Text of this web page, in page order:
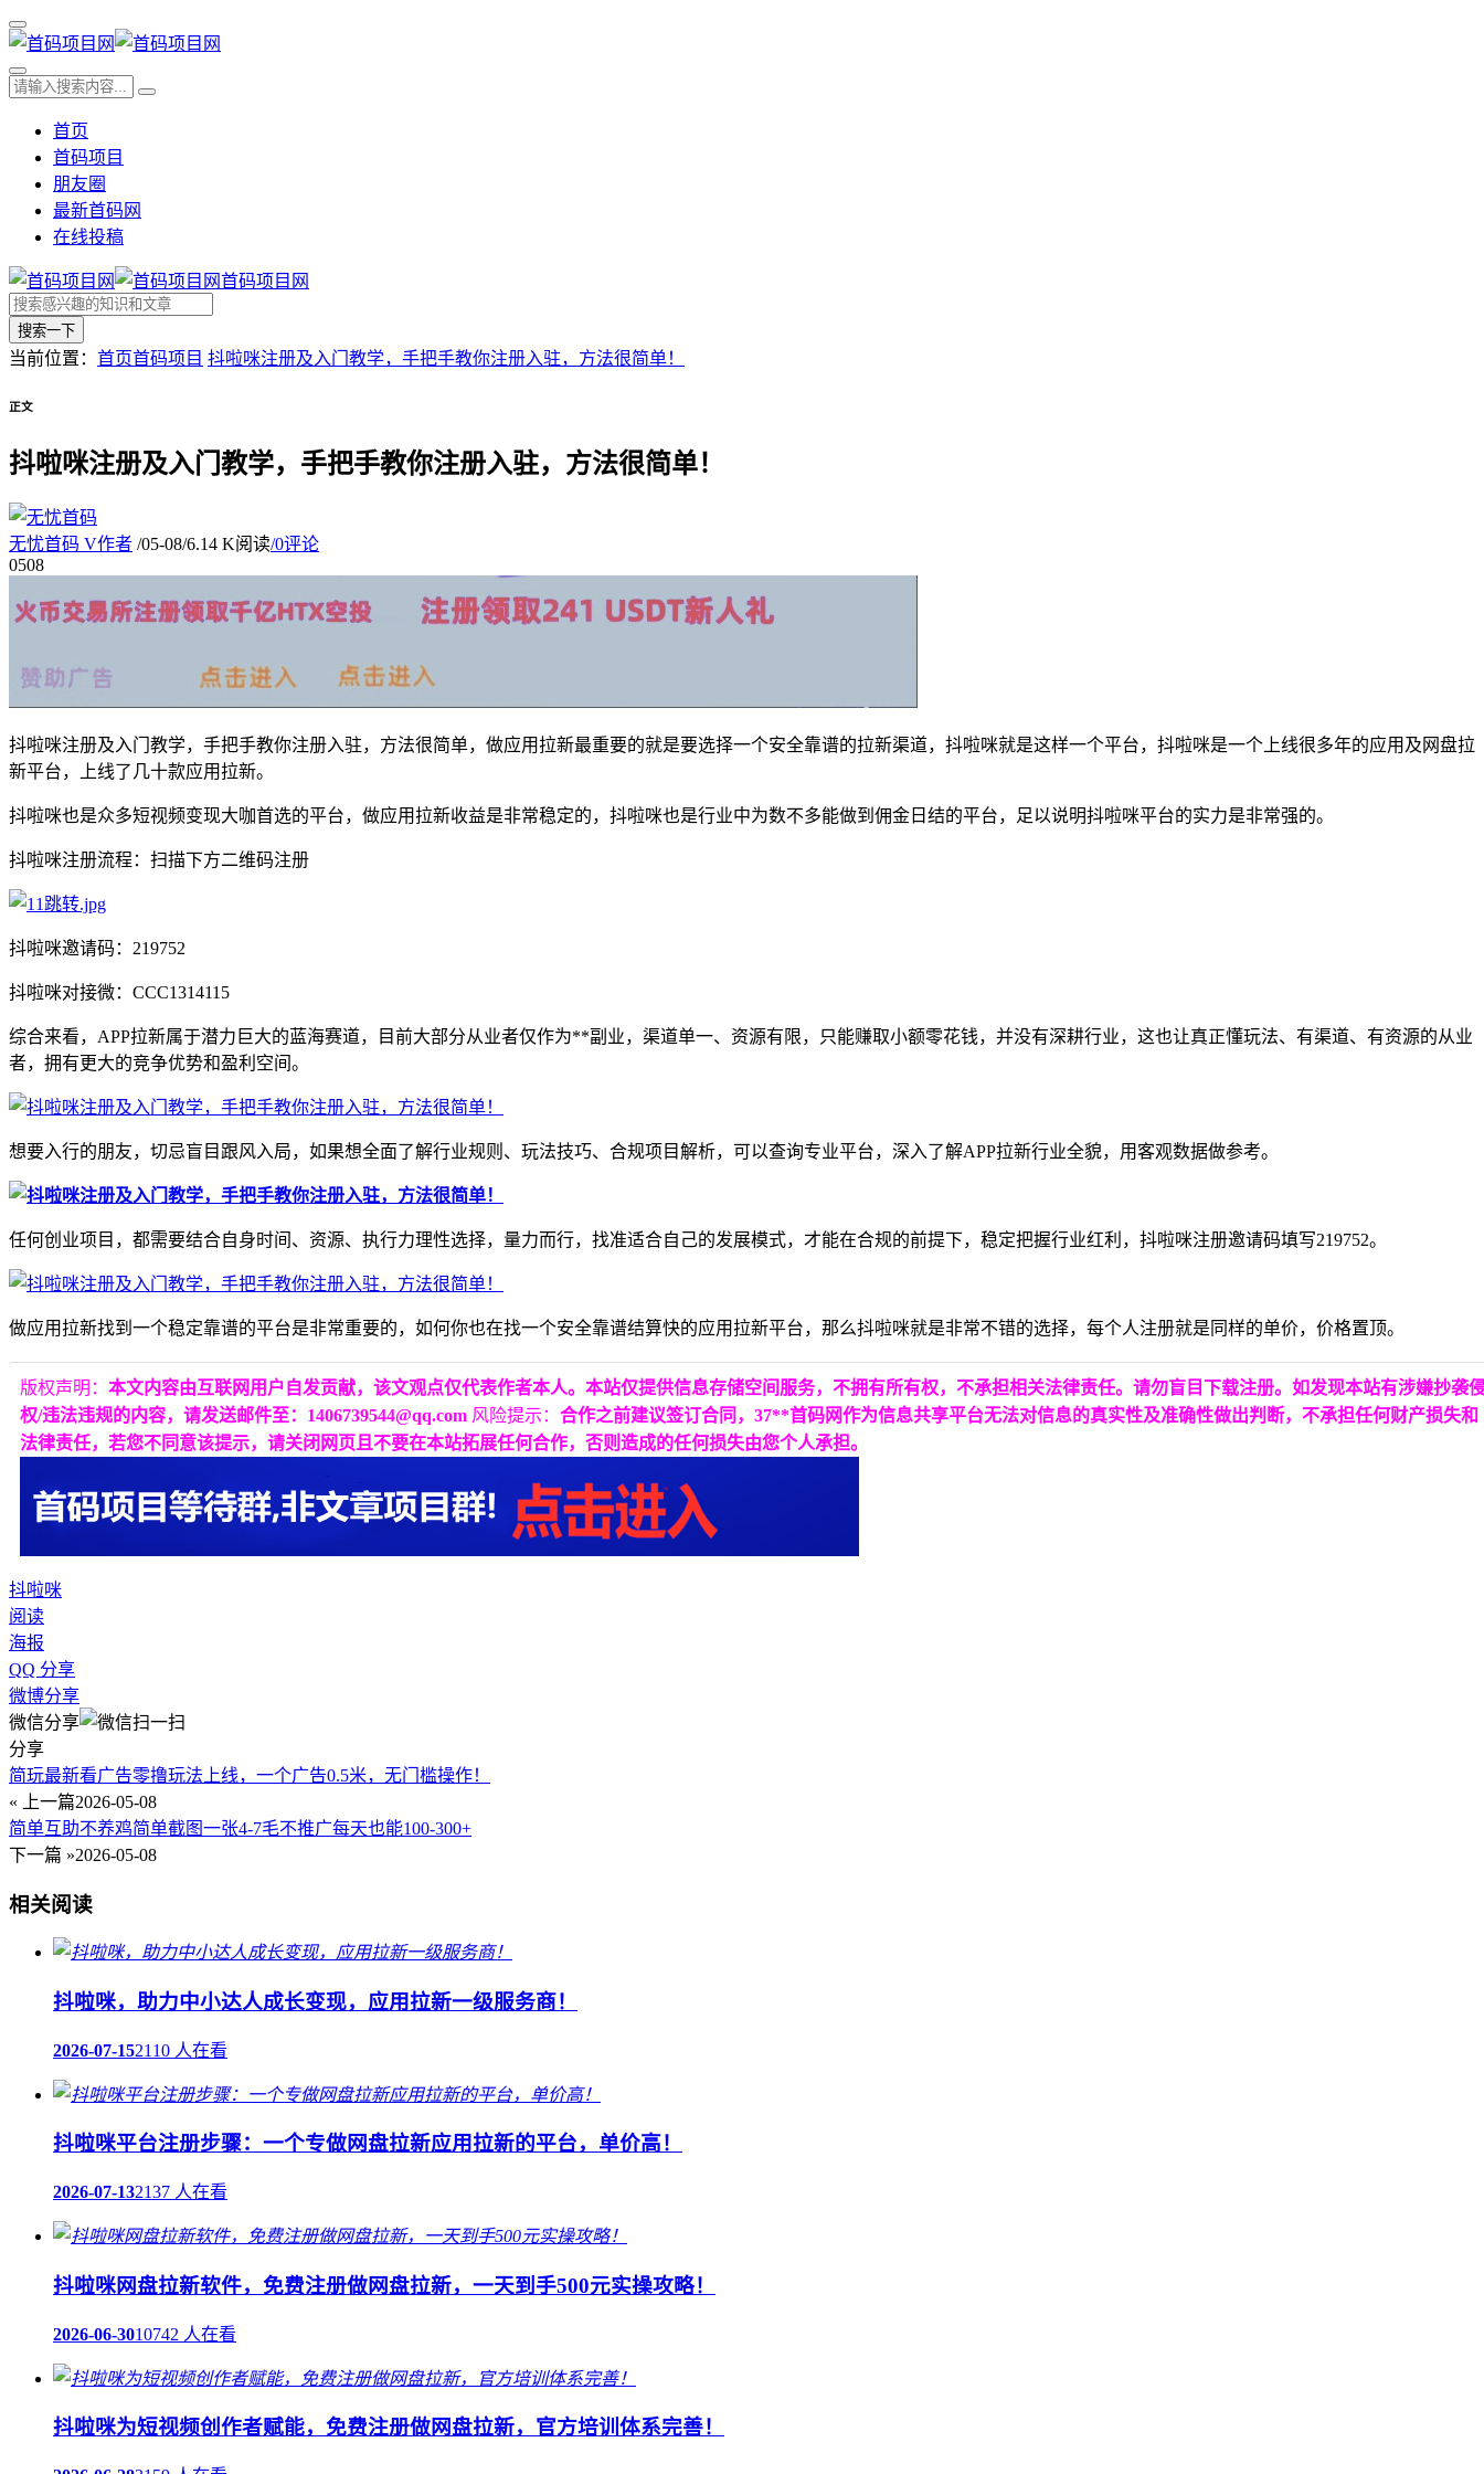
首页
首码项目
朋友圈
最新首码网
在线投稿
首码项目网
搜索一下
当前位置： 首页首码项目 抖啦咪注册及入门教学，手把手教你注册入驻，方法很简单！
正文
抖啦咪注册及入门教学，手把手教你注册入驻，方法很简单！
无忧首码 V作者 /05-08/6.14 K阅读/0评论
0508
抖啦咪注册及入门教学，手把手教你注册入驻，方法很简单，做应用拉新最重要的就是要选择一个安全靠谱的拉新渠道，抖啦咪就是这样一个平台，抖啦咪是一个上线很多年的应用及网盘拉
新平台，上线了几十款应用拉新。
抖啦咪也是众多短视频变现大咖首选的平台，做应用拉新收益是非常稳定的，抖啦咪也是行业中为数不多能做到佣金日结的平台，足以说明抖啦咪平台的实力是非常强的。
抖啦咪注册流程：扫描下方二维码注册
抖啦咪邀请码：219752
抖啦咪对接微：CCC1314115
综合来看，APP拉新属于潜力巨大的蓝海赛道，目前大部分从业者仅作为**副业，渠道单一、资源有限，只能赚取小额零花钱，并没有深耕行业，这也让真正懂玩法、有渠道、有资源的从业
者，拥有更大的竞争优势和盈利空间。
想要入行的朋友，切忌盲目跟风入局，如果想全面了解行业规则、玩法技巧、合规项目解析，可以查询专业平台，深入了解APP拉新行业全貌，用客观数据做参考。
任何创业项目，都需要结合自身时间、资源、执行力理性选择，量力而行，找准适合自己的发展模式，才能在合规的前提下，稳定把握行业红利，抖啦咪注册邀请码填写219752。
做应用拉新找到一个稳定靠谱的平台是非常重要的，如何你也在找一个安全靠谱结算快的应用拉新平台，那么抖啦咪就是非常不错的选择，每个人注册就是同样的单价，价格置顶。
版权声明： 本文内容由互联网用户自发贡献，该文观点仅代表作者本人。本站仅提供信息存储空间服务，不拥有所有权，不承担相关法律责任。请勿盲目下载注册。如发现本站有涉嫌抄袭
权/违法违规的内容，请发送邮件至：1406739544@qq.com 风险提示： 合作之前建议签订合同，37**首码网作为信息共享平台无法对信息的真实性及准确性做出判断，不承担任何财产损失和
法律责任，若您不同意该提示，请关闭网页且不要在本站拓展任何合作，否则造成的任何损失由您个人承担。
抖啦咪
阅读
海报
QQ 分享
微博分享
微信分享
分享
简玩最新看广告零撸玩法上线，一个广告0.5米，无门槛操作！
« 上一篇2026-05-08
简单互助不养鸡简单截图一张4-7毛不推广每天也能100-300+
下一篇 »2026-05-08
相关阅读
抖啦咪，助力中小达人成长变现，应用拉新一级服务商！
2026-07-152110 人在看
抖啦咪平台注册步骤：一个专做网盘拉新应用拉新的平台，单价高！
2026-07-132137 人在看
抖啦咪网盘拉新软件，免费注册做网盘拉新，一天到手500元实操攻略！
2026-06-3010742 人在看
抖啦咪为短视频创作者赋能，免费注册做网盘拉新，官方培训体系完善！